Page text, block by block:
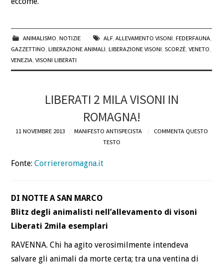
ANIMALISMO, NOTIZIE ALF, ALLEVAMENTO VISONI, FEDERFAUNA,
GAZZETTINO,LIBERAZIONE ANIMALI,LIBERAZIONE VISONI,SCORZÈ,VENETO,
VENEZIA,VISONI LIBERATI
LIBERATI 2 MILA VISONI IN
ROMAGNA!
11 NOVEMBRE 2013 MANIFESTO ANTISPECISTA
COMMENTA QUESTO
TESTO
Fonte:Corriereromagna.it
DI NOTTE A SAN MARCO
Blitz degli animalisti nell’allevamento di visoni
Liberati 2mila esemplari
RAVENNA. Chi ha agito verosimilmente intendeva
salvare gli animali da morte certa; tra una ventina di